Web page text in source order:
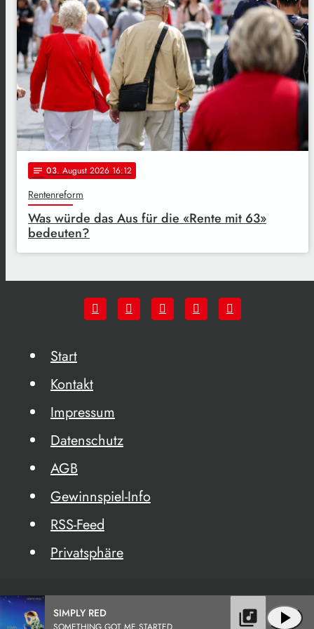
notes 03. August 2026 16:12
Rentenreform
Was würde das Aus für die «Rente mit 63»
bedeuten?
Start
Kontakt
Impressum
Datenschutz
AGB
Gewinnspiel-Info
RSS-Feed
Privatsphäre
SIMPLY RED play_arrow
library_music